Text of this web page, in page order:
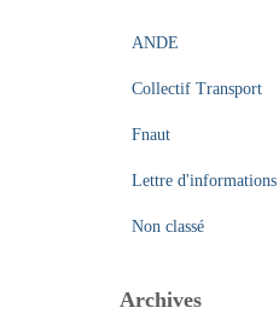
ANDE
Collectif Transport
Fnaut
Lettre d'informations
Non classé
Archives